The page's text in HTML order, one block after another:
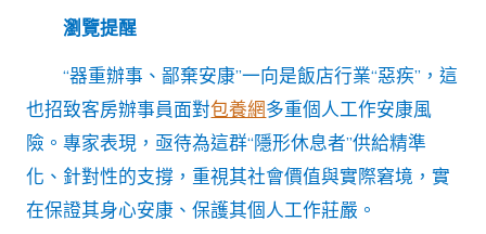
康”
專
包
養
網！
若
何
瀏覽提醒
“器重辦事、鄙棄安康”一向是飯店行業“惡疾”，這
也招致客房辦事員面對包養網多重個人工作安康風
險。專家表現，亟待為這群“隱形休息者”供給精準
化、針對性的支撐，重視其社會價值與實際窘境，實
在保證其身心安康、保護其個人工作莊嚴。